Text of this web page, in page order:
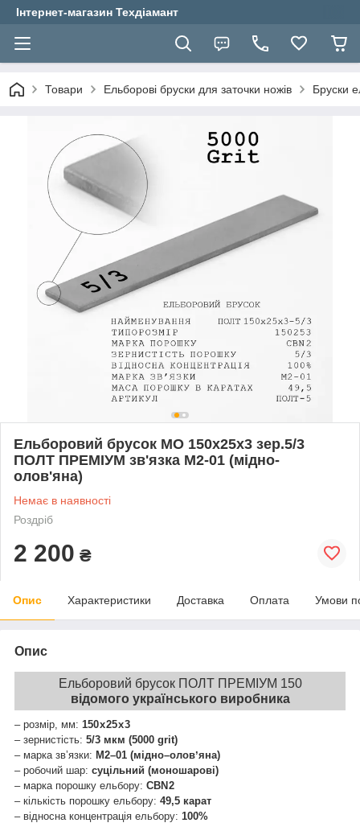
Інтернет-магазин Техдіамант
Товари Ельборові бруски для заточки ножів Бруски
Ельборовий брусок МО 150х25х3 зер.5/3
ПОЛТ ПРЕМІУМ зв'язка М2-01 (мідно-
олов'яна)
Немає в наявності
Роздріб
2 200 ₴
Опис Характеристики Доставка Оплата Умови
Опис
Ельборовий брусок ПОЛТ ПРЕМІУМ 150
відомого українського виробника
– розмір, мм: 150 х 25 х 3
– зернистість: 5/3 мкм (5000 grit)
– марка звʼязки: М2–01 (мідно–оловʼяна)
– робочий шар: суцільний (моношарові)
– марка порошку ельбору: CBN 2
– кількість порошку ельбору: 49,5 карат
– відносна концентрація ельбору: 100%